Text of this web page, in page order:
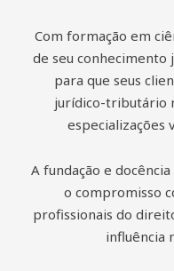
Com formação em
de seu conhecimento
para que seus
jurídico-tributário
especializações
A fundação e
o compromisso
profissionais do
influência